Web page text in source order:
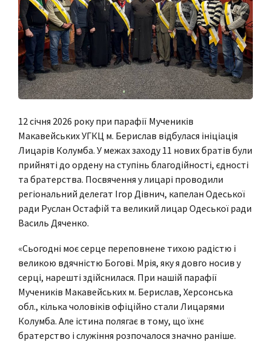
12 січня 2026 року при парафії Мучеників
Макавейських УГКЦ м. Берислав відбулася ініціація
Лицарів Колумба. У межах заходу 11 нових братів були
прийняті до ордену на ступінь благодійності, єдності
та братерства. Посвячення у лицарі проводили
регіональний делегат Ігор Дівнич, капелан Одеської
ради Руслан Остафій та великий лицар Одеської ради
Василь Дяченко.
«Сьогодні моє серце переповнене тихою радістю і
великою вдячністю Богові. Мрія, яку я довго носив у
серці, нарешті здійснилася. При нашій парафії
Мучеників Макавейських м. Берислав, Херсонська
обл., кілька чоловіків офіційно стали Лицарями
Колумба. Але істина полягає в тому, що їхнє
братерство і служіння розпочалося значно раніше.